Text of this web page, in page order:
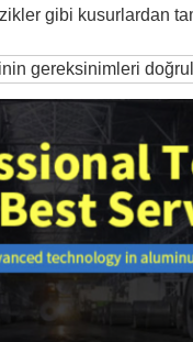
gibi kusurlardan
gereksinimleri